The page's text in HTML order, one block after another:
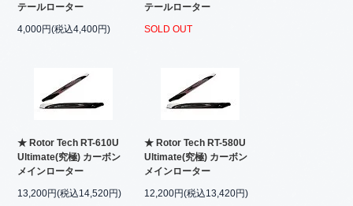
テールローター
4,000円(税込4,400円)
テールローター
SOLD OUT
★ Rotor Tech RT-610U
Ultimate(究極) カーボン
メインローター
13,200円(税込14,520円)
★ Rotor Tech RT-580U
Ultimate(究極) カーボン
メインローター
12,200円(税込13,420円)